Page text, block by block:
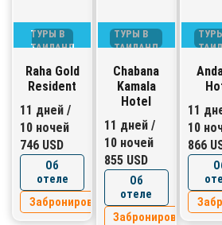
ТУРЫ В
ТАИЛАНД
Raha Gold
Resident
11 дней /
10 ночей
746 USD
Об
отеле
Забронировать
ТУРЫ В
ТАИЛАНД
Chabana
Kamala
Hotel
11 дней /
10 ночей
855 USD
Об
отеле
Забронировать
11
10
866